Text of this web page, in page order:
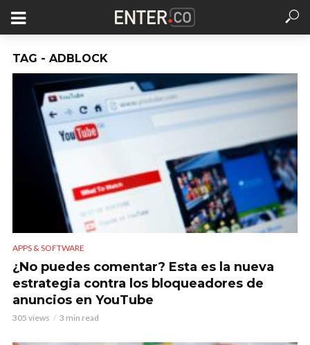
TAG - ADBLOCK
APPS & SOFTWARE
¿No puedes comentar? Esta es la nueva
estrategia contra los bloqueadores de
anuncios en YouTube
305 views 3 min read